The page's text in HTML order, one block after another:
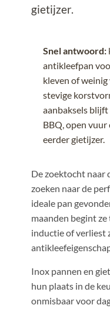
gietijzer.
Snel antwoord:
antikleefpan
kleven of
stevige
aanbaksels
BBQ, open
eerder gietijzer.
De zoektocht naar
zoeken naar de
ideale pan
maanden begint
inductie of verliest
Inox pannen en
hun plaats in de
onmisbaar voor